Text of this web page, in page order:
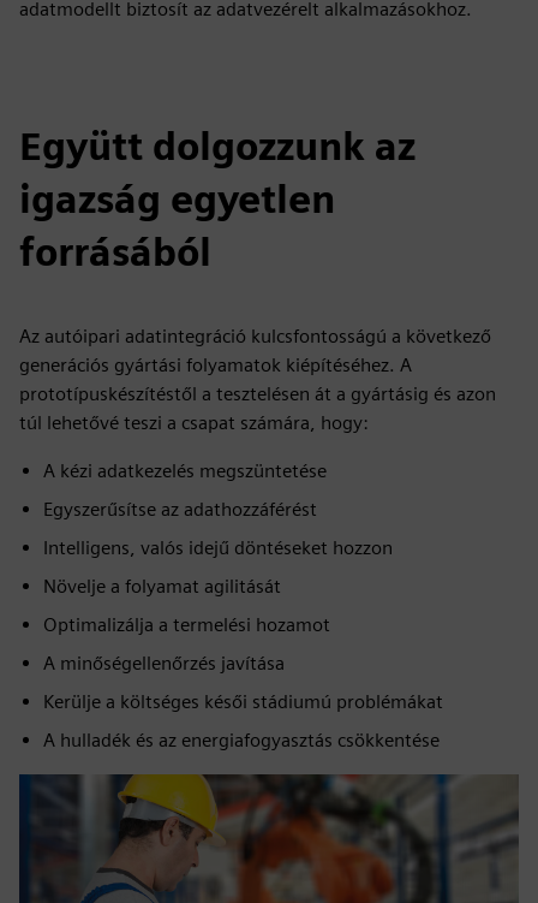
adatmodellt biztosít az adatvezérelt alkalmazásokhoz.
Együtt dolgozzunk az
igazság egyetlen
forrásából
Az autóipari adatintegráció kulcsfontosságú a következő
generációs gyártási folyamatok kiépítéséhez. A
prototípuskészítéstől a tesztelésen át a gyártásig és azon
túl lehetővé teszi a csapat számára, hogy:
A kézi adatkezelés megszüntetése
Egyszerűsítse az adathozzáférést
Intelligens, valós idejű döntéseket hozzon
Növelje a folyamat agilitását
Optimalizálja a termelési hozamot
A minőségellenőrzés javítása
Kerülje a költséges késői stádiumú problémákat
A hulladék és az energiafogyasztás csökkentése